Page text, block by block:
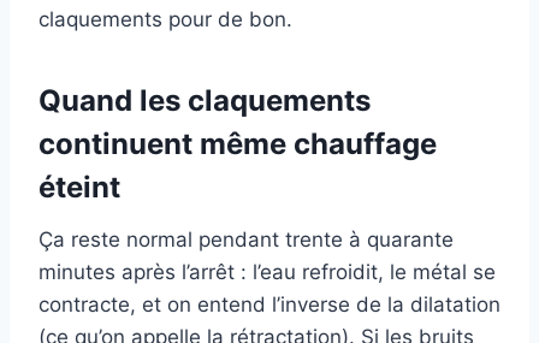
claquements pour de bon.
Quand les claquements
continuent même chauffage
éteint
Ça reste normal pendant trente à quarante
minutes après l’arrêt : l’eau refroidit, le métal se
contracte, et on entend l’inverse de la dilatation
(ce qu’on appelle la rétractation). Si les bruits